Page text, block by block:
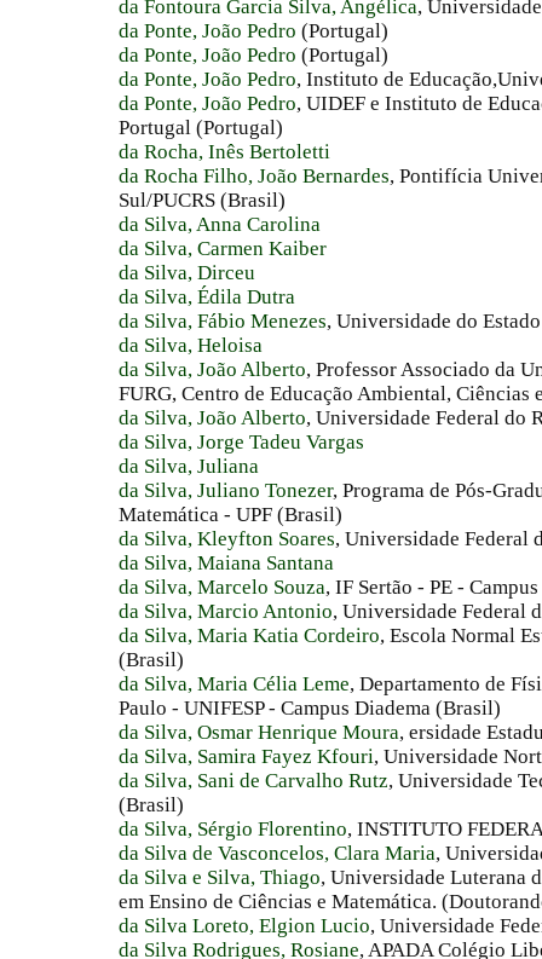
da Fontoura Garcia Silva, Angélica,
da Ponte, João Pedro (Portugal)
da Ponte, João Pedro (Portugal)
da Ponte, João Pedro, Instituto de
da Ponte, João Pedro, UIDEF e Instituto de
Portugal (Portugal)
da Rocha, Inês Bertoletti
da Rocha Filho, João Bernardes, Pontifícia
Sul/PUCRS (Brasil)
da Silva, Anna Carolina
da Silva, Carmen Kaiber
da Silva, Dirceu
da Silva, Édila Dutra
da Silva, Fábio Menezes, Universidade do
da Silva, Heloisa
da Silva, João Alberto, Professor Associado da
FURG, Centro de Educação Ambiental,
da Silva, João Alberto, Universidade Federal do
da Silva, Jorge Tadeu Vargas
da Silva, Juliana
da Silva, Juliano Tonezer, Programa de Pós-
Matemática - UPF (Brasil)
da Silva, Kleyfton Soares, Universidade Federal
da Silva, Maiana Santana
da Silva, Marcelo Souza, IF Sertão - PE -
da Silva, Marcio Antonio, Universidade Federal
da Silva, Maria Katia Cordeiro, Escola Normal
(Brasil)
da Silva, Maria Célia Leme, Departamento de
Paulo - UNIFESP - Campus Diadema (Brasil)
da Silva, Osmar Henrique Moura, ersidade
da Silva, Samira Fayez Kfouri, Universidade
da Silva, Sani de Carvalho Rutz, Universidade
(Brasil)
da Silva, Sérgio Florentino, INSTITUTO
da Silva de Vasconcelos, Clara Maria,
da Silva e Silva, Thiago, Universidade Luterana
em Ensino de Ciências e Matemática.
da Silva Loreto, Elgion Lucio, Universidade
da Silva Rodrigues, Rosiane, APADA Colégio